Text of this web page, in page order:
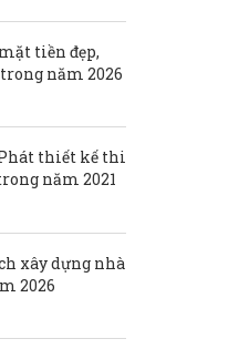
tiền đẹp,
năm 2026
thiết kế thi
năm 2021
xây dựng nhà
2026